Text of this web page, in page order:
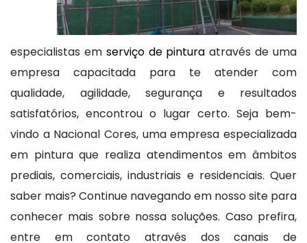
especialistas em serviço de pintura através de uma
empresa capacitada para te atender com
qualidade, agilidade, segurança e resultados
satisfatórios, encontrou o lugar certo. Seja bem-
vindo a Nacional Cores, uma empresa especializada
em pintura que realiza atendimentos em âmbitos
prediais, comerciais, industriais e residenciais. Quer
saber mais? Continue navegando em nosso site para
conhecer mais sobre nossa soluções. Caso prefira,
entre em contato através dos canais de